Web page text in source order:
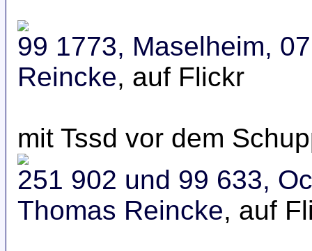
99 1773, Maselheim,
Reincke, auf Flickr
mit Tssd vor dem
251 902 und 99 633,
Thomas Reincke, auf